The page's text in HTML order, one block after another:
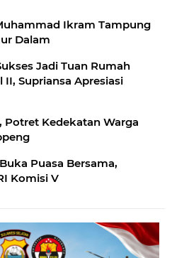
Ikram Tampung
Dalam
Jadi Tuan Rumah
II, Supriansa Apresiasi
Potret Kedekatan Warga
Puasa Bersama,
Komisi V